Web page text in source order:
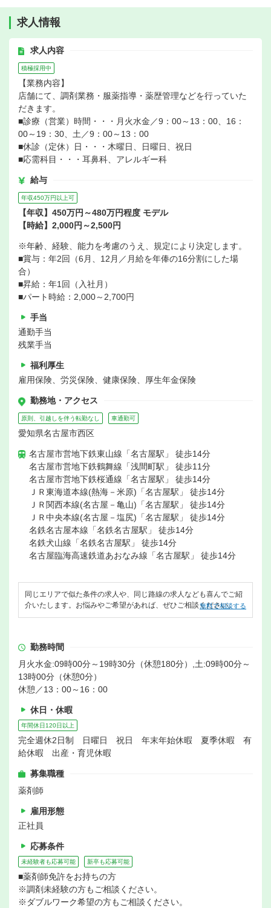
求人情報
求人内容
積極採用中
【業務内容】
店舗にて、調剤業務・服薬指導・薬歴管理などを行っていた
だきます。
■診療（営業）時間・・・月火水金／9：00～13：00、16：
00～19：30、土／9：00～13：00
■休診（定休）日・・・木曜日、日曜日、祝日
■応需科目・・・耳鼻科、アレルギー科
給与
年収450万円以上可
【年収】450万円～480万円程度 モデル
【時給】2,000円～2,500円
※年齢、経験、能力を考慮のうえ、規定により決定します。
■賞与：年2回（6月、12月／月給を年俸の16分割にした場
合）
■昇給：年1回（入社月）
■パート時給：2,000～2,700円
手当
通勤手当
残業手当
福利厚生
雇用保険、労災保険、健康保険、厚生年金保険
勤務地・アクセス
原則、引越しを伴う転勤なし 車通勤可
愛知県名古屋市西区
名古屋市営地下鉄東山線「名古屋駅」 徒歩14分
名古屋市営地下鉄鶴舞線「浅間町駅」 徒歩11分
名古屋市営地下鉄桜通線「名古屋駅」 徒歩14分
ＪＲ東海道本線(熱海－米原)「名古屋駅」 徒歩14分
ＪＲ関西本線(名古屋－亀山)「名古屋駅」 徒歩14分
ＪＲ中央本線(名古屋－塩尻)「名古屋駅」 徒歩14分
名鉄名古屋本線「名鉄名古屋駅」 徒歩14分
名鉄犬山線「名鉄名古屋駅」 徒歩14分
名古屋臨海高速鉄道あおなみ線「名古屋駅」 徒歩14分
同じエリアで似た条件の求人や、同じ路線の求人なども喜んでご紹
介いたします。お悩みやご希望があれば、ぜひご相談ください。
無料で相談する
勤務時間
月火水金:09時00分～19時30分（休憩180分）,土:09時00分～
13時00分（休憩0分）
休憩／13：00～16：00
休日・休暇
年間休日120日以上
完全週休2日制 日曜日 祝日 年末年始休暇 夏季休暇 有
給休暇 出産・育児休暇
募集職種
薬剤師
雇用形態
正社員
応募条件
未経験者も応募可能 新卒も応募可能
■薬剤師免許をお持ちの方
※調剤未経験の方もご相談ください。
※ダブルワーク希望の方もご相談ください。